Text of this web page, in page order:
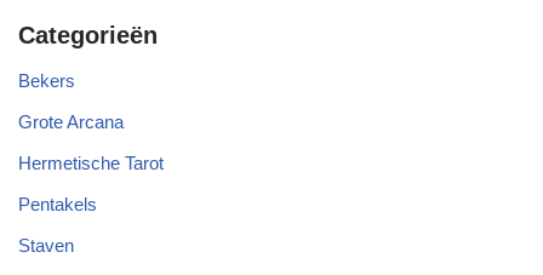
Categorieën
Bekers
Grote Arcana
Hermetische Tarot
Pentakels
Staven